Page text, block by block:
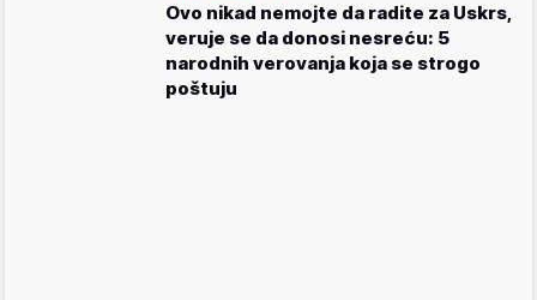
Ovo nikad nemojte da radite za Uskrs,
veruje se da donosi nesreću: 5
narodnih verovanja koja se strogo
poštuju